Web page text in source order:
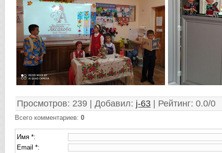
Просмотров: 239 Добавил: j-63 Рейтинг: 0.0/0
Всего комментариев: 0
Имя *:
Email *: